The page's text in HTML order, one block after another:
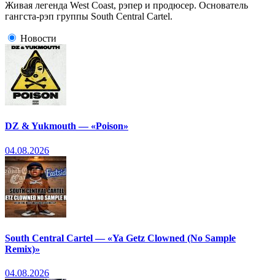
Живая легенда West Coast, рэпер и продюсер. Основатель
гангста-рэп группы South Central Cartel.
Новости
DZ & Yukmouth — «Poison»
04.08.2026
South Central Cartel — «Ya Getz Clowned (No Sample
Remix)»
04.08.2026